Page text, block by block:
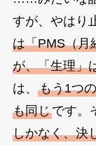
すが、やはり
は「PMS（月
が、「生理」
は、 もう1つ
も同じです。
しかなく、決